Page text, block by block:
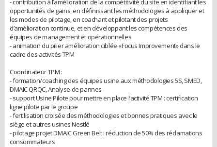
- contribution à l’amélioration de la compétitivité du site en identifiant les
opportunités de gains, en définissant les méthodologies à appliquer et
les modes de pilotage, en coachant et pilotant des projets
d’amélioration continue, et en développant les compétences des
équipes de management et opérationnelles
- animation du pilier amélioration ciblée «Focus Improvement» dans le
cadre des activités TPM
Coordinateur TPM :
- formation/coaching des équipes usine aux méthodologies 5S, SMED,
DMAIC QRQC, Analyse de pannes
- support Usine Pilote pour mettre en place l’activité TPM : certification
ligne pilote par le groupe
- fertilisation croisée des méthodologies et bonnes pratiques avec le
siège et autres usines Nestlé
- pilotage projet DMAIC Green Belt : réduction de 50% des réclamations
consommateurs